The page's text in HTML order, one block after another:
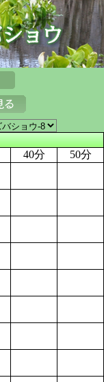
40分
50分